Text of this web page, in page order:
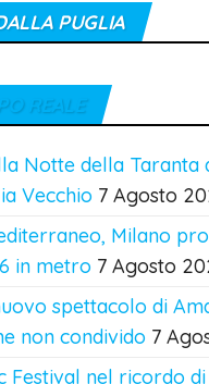
PUGLIA
REALE
Notte della Taranta
Vecchio 7 Agosto
Milano
in metro 7 Agosto
spettacolo di
non condivido 7
Festival nel ricordo